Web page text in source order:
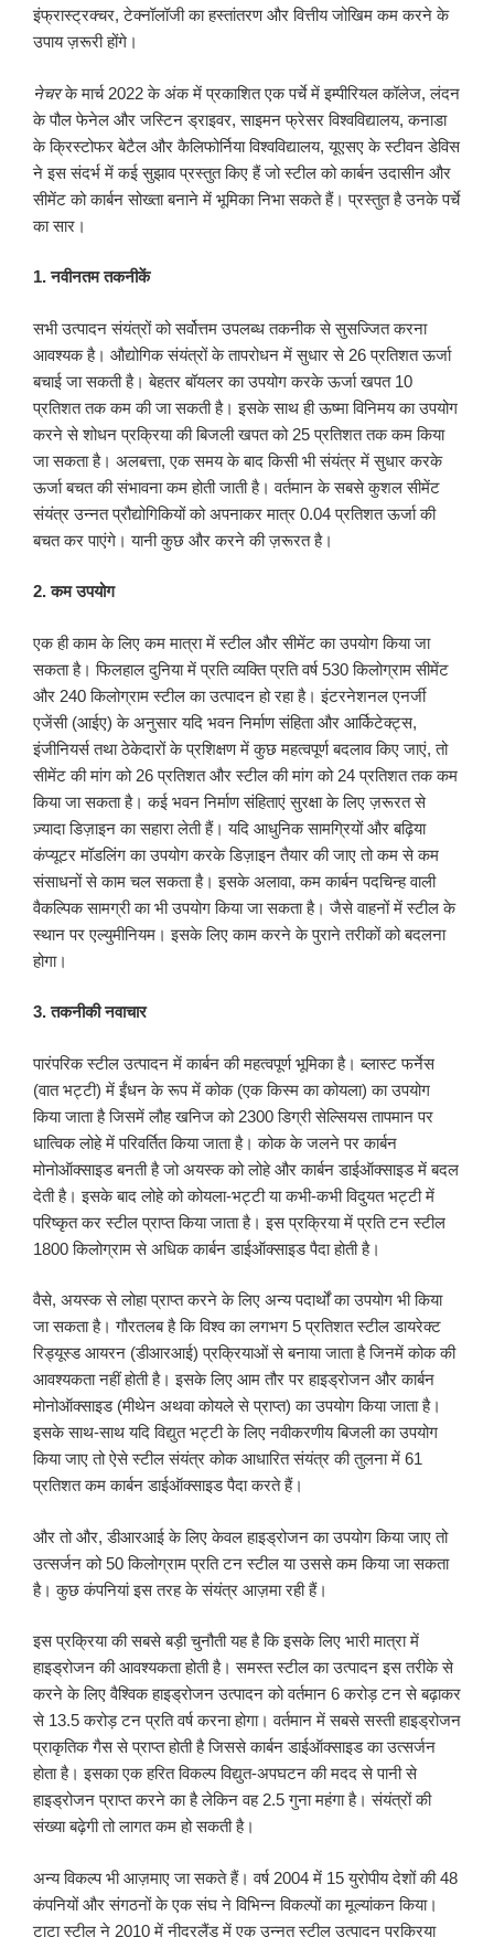
इंफ्रास्ट्रक्चर, टेक्नॉलॉजी का हस्तांतरण और वित्तीय जोखिम कम करने के
उपाय ज़रूरी होंगे।
नेचरके मार्च 2022 के अंक में प्रकाशित एक पर्चे में इम्पीरियल कॉलेज, लंदन
के पौल फेनेल और जस्टिन ड्राइवर, साइमन फ्रेसर विश्वविद्यालय, कनाडा
के क्रिस्टोफर बेटैल और कैलिफोर्निया विश्वविद्यालय, यूएसए के स्टीवन डेविस
ने इस संदर्भ में कई सुझाव प्रस्तुत किए हैं जो स्टील को कार्बन उदासीन और
सीमेंट को कार्बन सोख्ता बनाने में भूमिका निभा सकते हैं। प्रस्तुत है उनके पर्चे
का सार।
1. नवीनतम तकनीकें
सभी उत्पादन संयंत्रों को सर्वोत्तम उपलब्ध तकनीक से सुसज्जित करना
आवश्यक है। औद्योगिक संयंत्रों के तापरोधन में सुधार से 26 प्रतिशत ऊर्जा
बचाई जा सकती है। बेहतर बॉयलर का उपयोग करके ऊर्जा खपत 10
प्रतिशत तक कम की जा सकती है। इसके साथ ही ऊष्मा विनिमय का उपयोग
करने से शोधन प्रक्रिया की बिजली खपत को 25 प्रतिशत तक कम किया
जा सकता है। अलबत्ता, एक समय के बाद किसी भी संयंत्र में सुधार करके
ऊर्जा बचत की संभावना कम होती जाती है। वर्तमान के सबसे कुशल सीमेंट
संयंत्र उन्नत प्रौद्योगिकियों को अपनाकर मात्र 0.04 प्रतिशत ऊर्जा की
बचत कर पाएंगे। यानी कुछ और करने की ज़रूरत है।
2. कम उपयोग
एक ही काम के लिए कम मात्रा में स्टील और सीमेंट का उपयोग किया जा
सकता है। फिलहाल दुनिया में प्रति व्यक्ति प्रति वर्ष 530 किलोग्राम सीमेंट
और 240 किलोग्राम स्टील का उत्पादन हो रहा है। इंटरनेशनल एनर्जी
एजेंसी (आईए) के अनुसार यदि भवन निर्माण संहिता और आर्किटेक्ट्स,
इंजीनियर्स तथा ठेकेदारों के प्रशिक्षण में कुछ महत्वपूर्ण बदलाव किए जाएं, तो
सीमेंट की मांग को 26 प्रतिशत और स्टील की मांग को 24 प्रतिशत तक कम
किया जा सकता है। कई भवन निर्माण संहिताएं सुरक्षा के लिए ज़रूरत से
ज़्यादा डिज़ाइन का सहारा लेती हैं। यदि आधुनिक सामग्रियों और बढ़िया
कंप्यूटर मॉडलिंग का उपयोग करके डिज़ाइन तैयार की जाए तो कम से कम
संसाधनों से काम चल सकता है। इसके अलावा, कम कार्बन पदचिन्ह वाली
वैकल्पिक सामग्री का भी उपयोग किया जा सकता है। जैसे वाहनों में स्टील के
स्थान पर एल्युमीनियम। इसके लिए काम करने के पुराने तरीकों को बदलना
होगा।
3. तकनीकी नवाचार
पारंपरिक स्टील उत्पादन में कार्बन की महत्वपूर्ण भूमिका है। ब्लास्ट फर्नेस
(वात भट्टी) में ईंधन के रूप में कोक (एक किस्म का कोयला) का उपयोग
किया जाता है जिसमें लौह खनिज को 2300 डिग्री सेल्सियस तापमान पर
धात्विक लोहे में परिवर्तित किया जाता है। कोक के जलने पर कार्बन
मोनोऑक्साइड बनती है जो अयस्क को लोहे और कार्बन डाईऑक्साइड में बदल
देती है। इसके बाद लोहे को कोयला-भट्टी या कभी-कभी विदुयत भट्टी में
परिष्कृत कर स्टील प्राप्त किया जाता है। इस प्रक्रिया में प्रति टन स्टील
1800 किलोग्राम से अधिक कार्बन डाईऑक्साइड पैदा होती है।
वैसे, अयस्क से लोहा प्राप्त करने के लिए अन्य पदार्थों का उपयोग भी किया
जा सकता है। गौरतलब है कि विश्व का लगभग 5 प्रतिशत स्टील डायरेक्ट
रिड्यूस्ड आयरन (डीआरआई) प्रक्रियाओं से बनाया जाता है जिनमें कोक की
आवश्यकता नहीं होती है। इसके लिए आम तौर पर हाइड्रोजन और कार्बन
मोनोऑक्साइड (मीथेन अथवा कोयले से प्राप्त) का उपयोग किया जाता है।
इसके साथ-साथ यदि विद्युत भट्टी के लिए नवीकरणीय बिजली का उपयोग
किया जाए तो ऐसे स्टील संयंत्र कोक आधारित संयंत्र की तुलना में 61
प्रतिशत कम कार्बन डाईऑक्साइड पैदा करते हैं।
और तो और, डीआरआई के लिए केवल हाइड्रोजन का उपयोग किया जाए तो
उत्सर्जन को 50 किलोग्राम प्रति टन स्टील या उससे कम किया जा सकता
है। कुछ कंपनियां इस तरह के संयंत्र आज़मा रही हैं।
इस प्रक्रिया की सबसे बड़ी चुनौती यह है कि इसके लिए भारी मात्रा में
हाइड्रोजन की आवश्यकता होती है। समस्त स्टील का उत्पादन इस तरीके से
करने के लिए वैश्विक हाइड्रोजन उत्पादन को वर्तमान 6 करोड़ टन से बढ़ाकर
से 13.5 करोड़ टन प्रति वर्ष करना होगा। वर्तमान में सबसे सस्ती हाइड्रोजन
प्राकृतिक गैस से प्राप्त होती है जिससे कार्बन डाईऑक्साइड का उत्सर्जन
होता है। इसका एक हरित विकल्प विद्युत-अपघटन की मदद से पानी से
हाइड्रोजन प्राप्त करने का है लेकिन वह 2.5 गुना महंगा है। संयंत्रों की
संख्या बढ़ेगी तो लागत कम हो सकती है।
अन्य विकल्प भी आज़माए जा सकते हैं। वर्ष 2004 में 15 युरोपीय देशों की 48
कंपनियों और संगठनों के एक संघ ने विभिन्न विकल्पों का मूल्यांकन किया।
टाटा स्टील ने 2010 में नीदरलैंड में एक उन्नत स्टील उत्पादन प्रक्रिया